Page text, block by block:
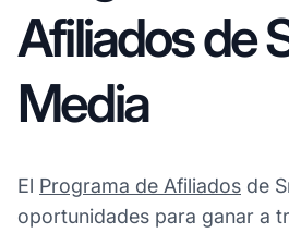
Afiliados de
Media
El Programa de Afiliados de
oportunidades para ganar a